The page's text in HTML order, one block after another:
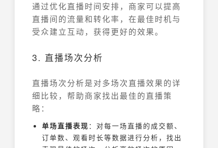
通过优化直播时间安排，商家可以提高
直播间的流量和转化率，在最佳时机与
受众建立互动，获得更好的效果。
3. 直播场次分析
直播场次分析是对多场次直播效果的详
细比较，帮助商家找出最佳的直播策
略：
单场直播表现 ：对每一场直播的成交额、
订单数、观看时长等数据进行分析，找出